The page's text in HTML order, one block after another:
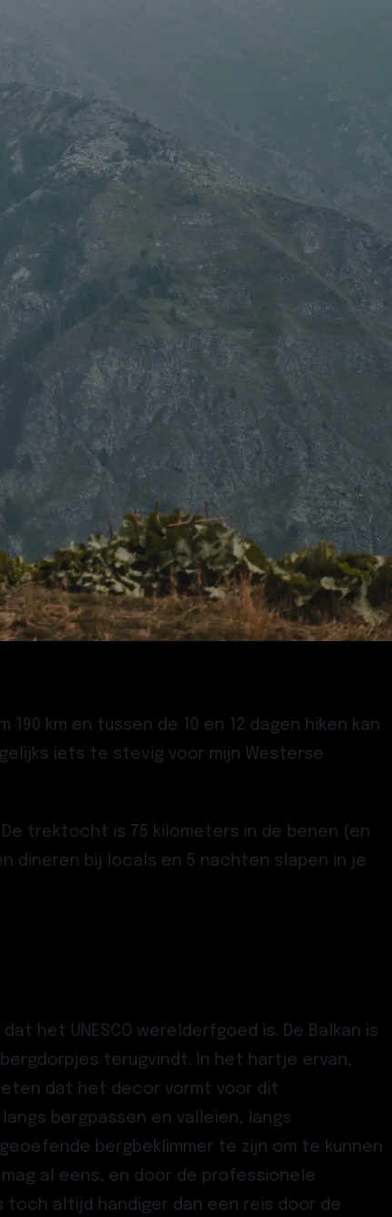
190 km en tussen de 10 en 12 dagen hiken kan
iets te stevig voor mijn Westerse
trektocht is 75 kilometers in de benen (en
dineren bij locals en 5 nachten slapen in je
het UNESCO werelderfgoed is. De Balkan is
terugvindt. In het hartje ervan,
dat het decor vormt voor dit
bergpassen en valleien, langs
bergbeklimmer te zijn om te kunnen
al eens, en door de professionele
toch altijd handiger dan een reis door de